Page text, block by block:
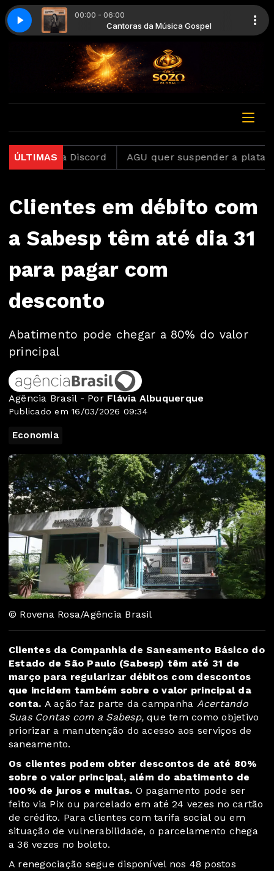
00:00 - 06:00
Gospel Cantoras da Música Gospel
Perto Quero Estar (Ao Vivo)Julia Vitória - Começo, Meio e Fim Mais
ÚLTIMASDiscord AGU quer suspender a
Clientes em débito com
a Sabesp têm até dia 31
para pagar com
desconto
Abatimento pode chegar a 80% do valor
principal
Agência Brasil - Por Flávia Albuquerque
Publicado em 16/03/2026 09:34
Economia
© Rovena Rosa/Agência Brasil
Clientes da Companhia de Saneamento Básico do
Estado de São Paulo (Sabesp) têm até 31 de
março para regularizar débitos com descontos
que incidem também sobre o valor principal da
conta. A ação faz parte da campanha Acertando
Suas Contas com a Sabesp,que tem como objetivo
priorizar a manutenção do acesso aos serviços de
saneamento.
Os clientes podem obter descontos de até 80%
sobre o valor principal, além do abatimento de
100% de juros e multas. O pagamento pode ser
feito via Pix ou parcelado em até 24 vezes no cartão
de crédito. Para clientes com tarifa social ou em
situação de vulnerabilidade, o parcelamento chega
a 36 vezes no boleto.
A renegociação segue disponível nos 48 postos